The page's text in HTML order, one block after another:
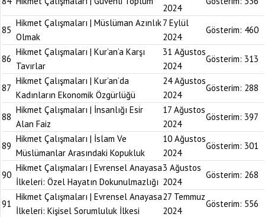
2024
85
Hikmet Çalışmaları | Müslüman Azınlık
Olmak
7 Eylül
2024
Gösterim: 460
86
Hikmet Çalışmaları | Kur’an’a Karşı
Tavırlar
31 Ağustos
2024
Gösterim: 313
87
Hikmet Çalışmaları | Kur’an’da
Kadınların Ekonomik Özgürlüğü
24 Ağustos
2024
Gösterim: 288
88
Hikmet Çalışmaları | İnsanlığı Esir
Alan Faiz
17 Ağustos
2024
Gösterim: 397
89
Hikmet Çalışmaları | İslam Ve
Müslümanlar Arasındaki Kopukluk
10 Ağustos
2024
Gösterim: 301
90
Hikmet Çalışmaları | Evrensel Anayasa
İlkeleri: Özel Hayatın Dokunulmazlığı
3 Ağustos
2024
Gösterim: 268
91
Hikmet Çalışmaları | Evrensel Anayasa
İlkeleri: Kişisel Sorumluluk İlkesi
27 Temmuz
2024
Gösterim: 556